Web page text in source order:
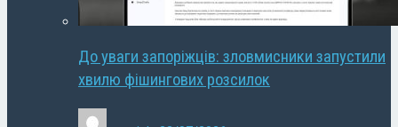
До уваги запоріжців: зловмисники запустили
хвилю фішингових розсилок